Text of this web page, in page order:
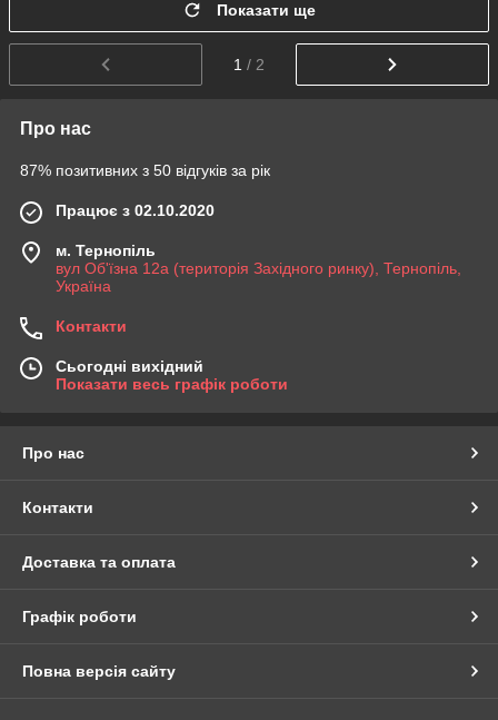
Показати ще
1 / 2
Про нас
87% позитивних з 50 відгуків за рік
Працює з 02.10.2020
м. Тернопіль
вул Об'їзна 12а (територія Західного ринку), Тернопіль,
Україна
Контакти
Сьогодні вихідний
Показати весь графік роботи
Про нас
Контакти
Доставка та оплата
Графік роботи
Повна версія сайту